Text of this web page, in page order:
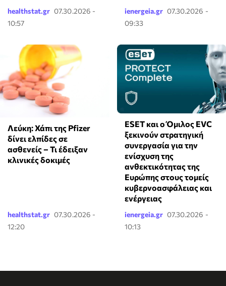
healthstat.gr 07.30.2026 -
10:57
ienergeia.gr 07.30.2026 -
09:33
Λεύκη: Χάπι της Pfizer
δίνει ελπίδες σε
ασθενείς – Τι έδειξαν
κλινικές δοκιμές
healthstat.gr 07.30.2026 -
12:20
ESET και ο Όμιλος EVC
ξεκινούν στρατηγική
συνεργασία για την
ενίσχυση της
ανθεκτικότητας της
Ευρώπης στους τομείς
κυβερνοασφάλειας και
ενέργειας
ienergeia.gr 07.30.2026 -
10:13